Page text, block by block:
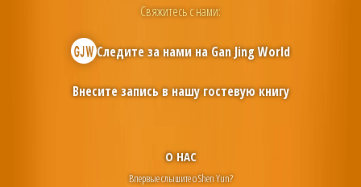
О НАС
Впервые слышите о Shen Yun?
Свяжитесь с нами:
Следите за нами наGan Jing World
Внесите запись в нашу гостевую книгу